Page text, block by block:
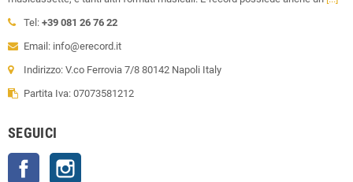
Tel: +39 081 26 76 22
Email: info@erecord.it
Indirizzo: V.co Ferrovia 7/8 80142 Napoli Italy
Partita Iva: 07073581212
SEGUICI
Facebook